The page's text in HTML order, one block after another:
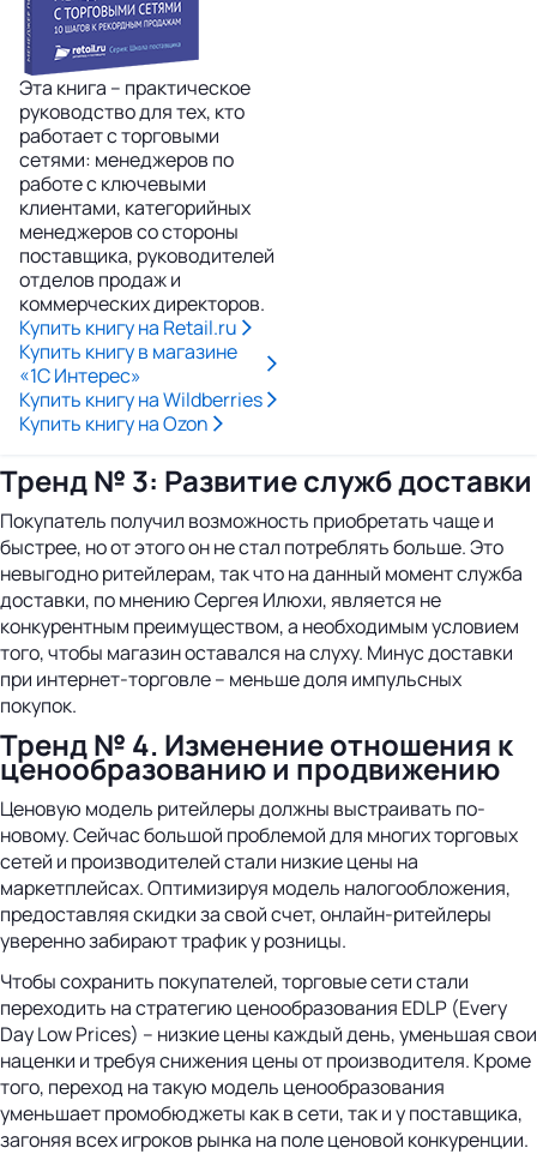
Эта книга – практическое
руководство для тех, кто
работает с торговыми
сетями: менеджеров по
работе с ключевыми
клиентами, категорийных
менеджеров со стороны
поставщика, руководителей
отделов продаж и
коммерческих директоров.
Купить книгу на Retail.ru
Купить книгу в магазине
«1С Интерес»
Купить книгу на Wildberries
Купить книгу на Ozon
Тренд № 3: Развитие служб доставки
Покупатель получил возможность приобретать чаще и
быстрее, но от этого он не стал потреблять больше. Это
невыгодно ритейлерам, так что на данный момент служба
доставки, по мнению Сергея Илюхи, является не
конкурентным преимуществом, а необходимым условием
того, чтобы магазин оставался на слуху. Минус доставки
при интернет-торговле – меньше доля импульсных
покупок.
Тренд № 4. Изменение отношения к
ценообразованию и продвижению
Ценовую модель ритейлеры должны выстраивать по-
новому. Сейчас большой проблемой для многих торговых
сетей и производителей стали низкие цены на
маркетплейсах. Оптимизируя модель налогообложения,
предоставляя скидки за свой счет, онлайн-ритейлеры
уверенно забирают трафик у розницы.
Чтобы сохранить покупателей, торговые сети стали
переходить на стратегию ценообразования EDLP (Every
Day Low Prices) – низкие цены каждый день, уменьшая свои
наценки и требуя снижения цены от производителя. Кроме
того, переход на такую модель ценообразования
уменьшает промобюджеты как в сети, так и у поставщика,
загоняя всех игроков рынка на поле ценовой конкуренции.